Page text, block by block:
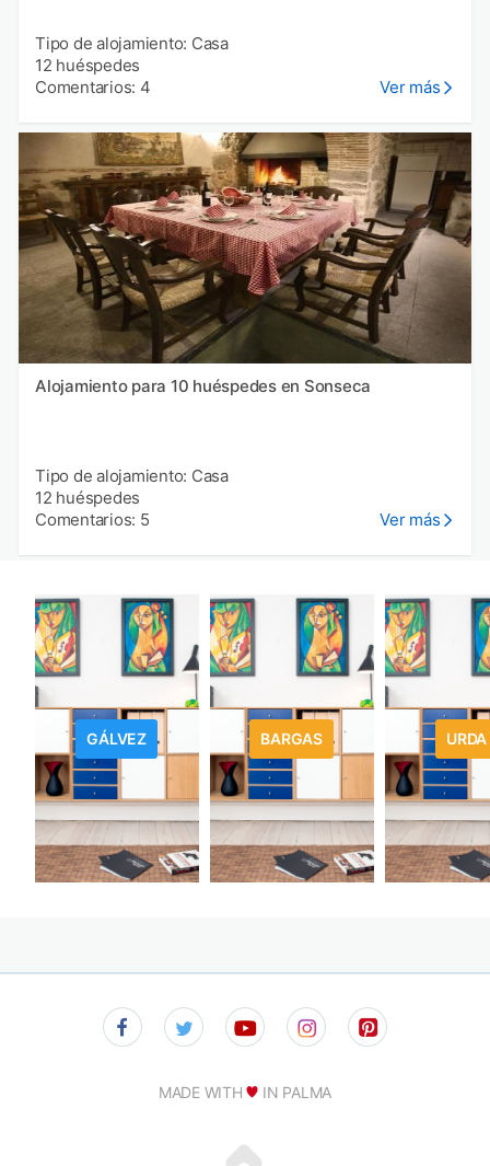
Tipo de alojamiento: Casa
12 huéspedes
Comentarios: 4
Ver más
Alojamiento para 10 huéspedes en Sonseca
Tipo de alojamiento: Casa
12 huéspedes
Comentarios: 5
Ver más
GÁLVEZ BARGAS URDA
MADE WITH IN PALMA